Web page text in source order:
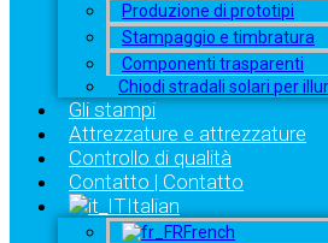
Produzione di prototipi
Stampaggio e timbratura
Componenti trasparenti
Chiodi stradali solari per
Gli stampi
Attrezzature e attrezzature
Controllo di qualità
Contatto | Contatto
Italian
French